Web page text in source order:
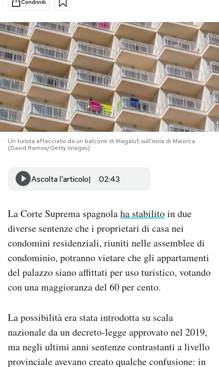
Economia
Sport
Mondiali calcio 2026
PODCAST
NEWSLETTER
I MIEI PREFERITI
AREA PERSONALE
Newsletter
Notifiche mobile
Regala il Post
Esci
Condividi
Un turista affacciato da un balcone di Magaluf, sull'isola di Maiorca
(David Ramos/Getty Images)
Ascolta l'articolo 02:43
La Corte Suprema spagnolaha stabilitoin due
diverse sentenze che i proprietari di casa nei
condomini residenziali, riuniti nelle assemblee di
condominio, potranno vietare che gli appartamenti
del palazzo siano affittati per uso turistico, votando
con una maggioranza del 60 per cento.
La possibilità era stata introdotta su scala
nazionale da un decreto-legge approvato nel 2019,
ma negli ultimi anni sentenze contrastanti a livello
provinciale avevano creato qualche confusione: in